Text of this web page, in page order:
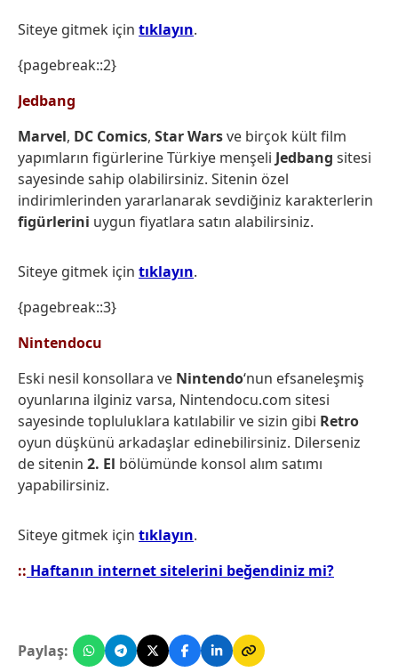
Siteye gitmek için tıklayın.
{pagebreak::2}
Jedbang
Marvel, DC Comics, Star Warsve birçok kült film
yapımların figürlerine Türkiye menşeli Jedbang sitesi
sayesinde sahip olabilirsiniz. Sitenin özel
indirimlerinden yararlanarak sevdiğiniz karakterlerin
figürlerini uygun fiyatlara satın alabilirsiniz.
Siteye gitmek için tıklayın.
{pagebreak::3}
Nintendocu
Eski nesil konsollara ve Nintendo‘nun efsaneleşmiş
oyunlarına ilginiz varsa, Nintendocu.com sitesi
sayesinde topluluklara katılabilir ve sizin gibi Retro
oyun düşkünü arkadaşlar edinebilirsiniz. Dilerseniz
de sitenin 2. El bölümünde konsol alım satımı
yapabilirsiniz.
Siteye gitmek için tıklayın.
:: Haftanın internet sitelerini beğendiniz mi?
Paylaş: